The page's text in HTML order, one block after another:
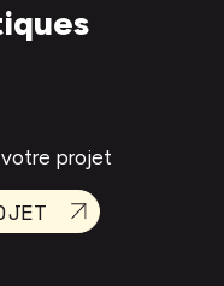
projet